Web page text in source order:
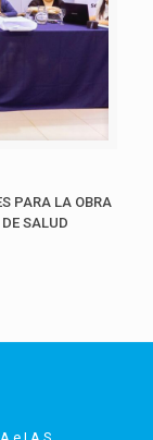
PARA LA OBRA
SALUD